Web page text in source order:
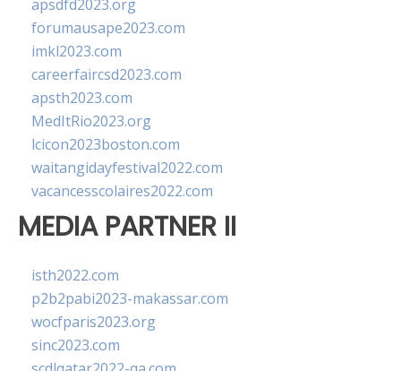
apsdfd2023.org
forumausape2023.com
imkl2023.com
careerfaircsd2023.com
apsth2023.com
MedItRio2023.org
lcicon2023boston.com
waitangidayfestival2022.com
vacancesscolaires2022.com
MEDIA PARTNER II
isth2022.com
p2b2pabi2023-makassar.com
wocfparis2023.org
sinc2023.com